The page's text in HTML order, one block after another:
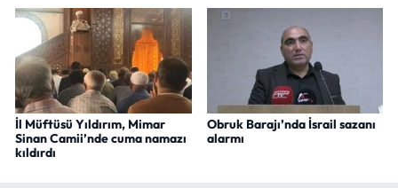
İl Müftüsü Yıldırım, Mimar
Sinan Camii’nde cuma namazı
kıldırdı
Obruk Barajı’nda İsrail sazanı
alarmı